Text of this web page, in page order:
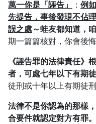
萬一你是「誣告」
： 例
先提告，事後發現不佔
誤之處～蛙友都知道，
期一篇篇核對，你會後悔
《誣告罪的法律責任》
者，可處七年以下有期徒
徒刑或十年以上有期徒
法律不是你認為的那樣
合要件就認定對方有罪。